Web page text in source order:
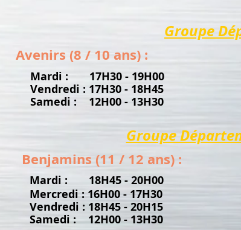
Groupe
Avenirs (8 / 10 ans) :
Mardi : 17H30 - 19H00
Vendredi : 17H30 - 18H45
Samedi : 12H00 - 13H30
Groupe
Benjamins (11 / 12 ans) :
Mardi : 18H45 - 20H00
Mercredi : 16H00 - 17H30
Vendredi : 18H45 - 20H15
Samedi : 12H00 - 13H30